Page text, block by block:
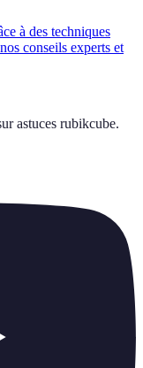
à des techniques
conseils experts et
astuces rubikcube.